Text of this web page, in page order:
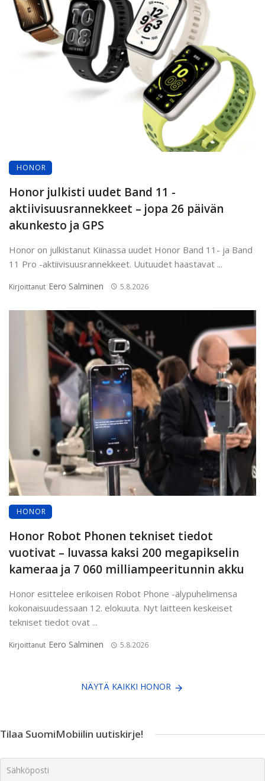
HONOR
Honor julkisti uudet Band 11 -
aktiivisuusrannekkeet – jopa 26 päivän
akunkesto ja GPS
Honor on julkistanut Kiinassa uudet Honor Band 11- ja Band
11 Pro -aktiivisuusrannekkeet. Uutuudet haastavat ...
Kirjoittanut Eero Salminen 5.8.2026
HONOR
Honor Robot Phonen tekniset tiedot
vuotivat – luvassa kaksi 200 megapikselin
kameraa ja 7 060 milliampeeritunnin akku
Honor esittelee erikoisen Robot Phone -älypuhelimensa
kokonaisuudessaan 12. elokuuta. Nyt laitteen keskeiset
tekniset tiedot ovat ...
Kirjoittanut Eero Salminen 5.8.2026
NÄYTÄ KAIKKI HONOR
Tilaa SuomiMobiilin uutiskirje!